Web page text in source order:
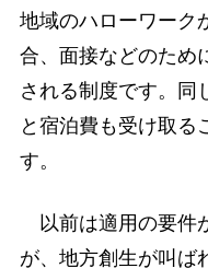
地域のハローワーク
合、面接などのため
される制度です。同
と宿泊費も受け取る
す。
以前は適用の要件
が、地方創生が叫ば